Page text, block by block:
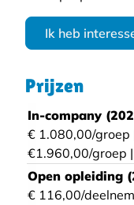
Ik heb
Prijzen
In-company
€ 1.080,00/groep
€1.960,00/groep
Open opleiding
€ 116,00/